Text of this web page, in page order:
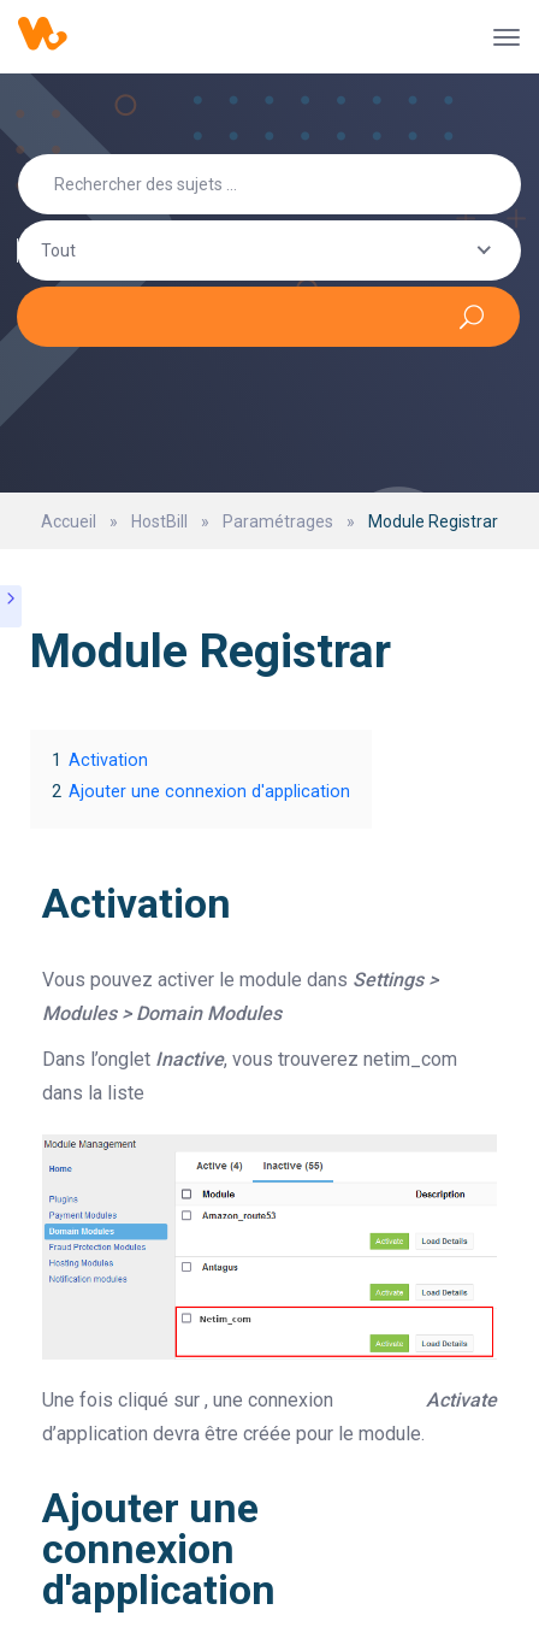
Tout
Accueil » HostBill » Paramétrages » Module Registrar
Module Registrar
1 Activation
2 Ajouter une connexion d'application
Activation
Vous pouvez activer le module dans Settings >
Modules > Domain Modules
Dans l’onglet Inactive, vous trouverez netim_com
dans la liste
Une fois cliqué sur Activate
, une connexion
d’application devra être créée pour le module.
Ajouter une
connexion
d'application